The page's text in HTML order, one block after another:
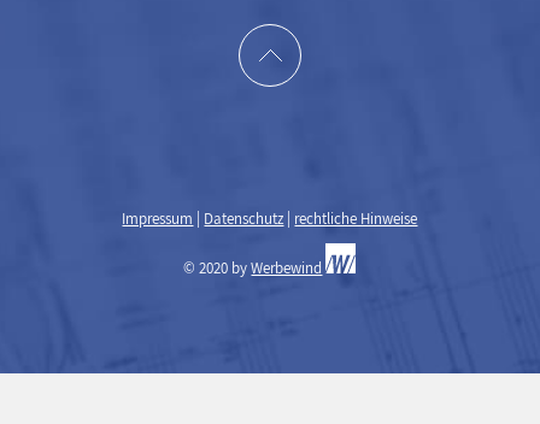
Impressum Datenschutz rechtliche Hinweise
© 2020 byWerbewind